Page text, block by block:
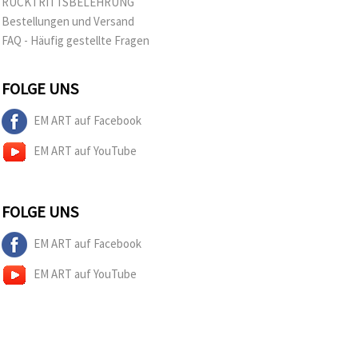
Bestellungen und Versand
FAQ - Häufig gestellte Fragen
FOLGE UNS
EM ART auf Facebook
EM ART auf YouTube
FOLGE UNS
EM ART auf Facebook
EM ART auf YouTube